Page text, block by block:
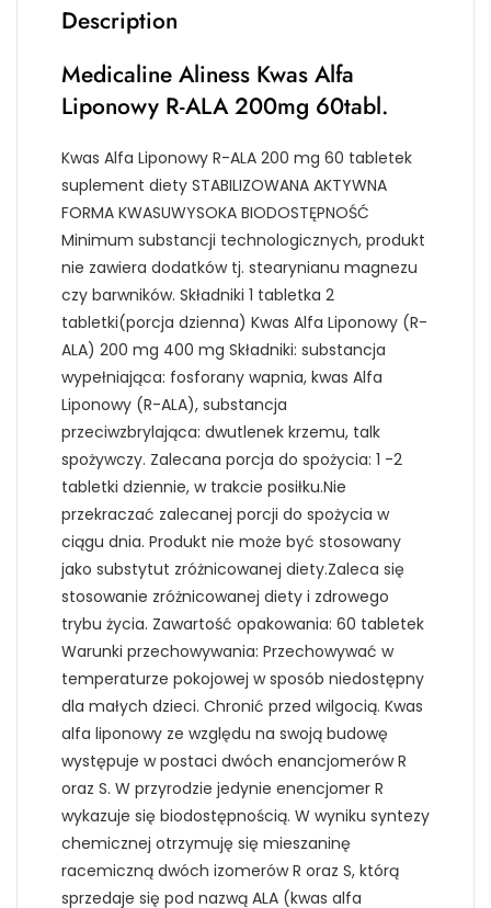
Description
Medicaline Aliness Kwas Alfa
Liponowy R-ALA 200mg 60tabl.
Kwas Alfa Liponowy R-ALA 200 mg 60 tabletek
suplement diety STABILIZOWANA AKTYWNA
FORMA KWASUWYSOKA BIODOSTĘPNOŚĆ
Minimum substancji technologicznych, produkt
nie zawiera dodatków tj. stearynianu magnezu
czy barwników. Składniki 1 tabletka 2
tabletki(porcja dzienna) Kwas Alfa Liponowy (R-
ALA) 200 mg 400 mg Składniki: substancja
wypełniająca: fosforany wapnia, kwas Alfa
Liponowy (R-ALA), substancja
przeciwzbrylająca: dwutlenek krzemu, talk
spożywczy. Zalecana porcja do spożycia: 1 -2
tabletki dziennie, w trakcie posiłku.Nie
przekraczać zalecanej porcji do spożycia w
ciągu dnia. Produkt nie może być stosowany
jako substytut zróżnicowanej diety.Zaleca się
stosowanie zróżnicowanej diety i zdrowego
trybu życia. Zawartość opakowania: 60 tabletek
Warunki przechowywania: Przechowywać w
temperaturze pokojowej w sposób niedostępny
dla małych dzieci. Chronić przed wilgocią. Kwas
alfa liponowy ze względu na swoją budowę
występuje w postaci dwóch enancjomerów R
oraz S. W przyrodzie jedynie enencjomer R
wykazuje się biodostępnością. W wyniku syntezy
chemicznej otrzymuję się mieszaninę
racemiczną dwóch izomerów R oraz S, którą
sprzedaje się pod nazwą ALA (kwas alfa